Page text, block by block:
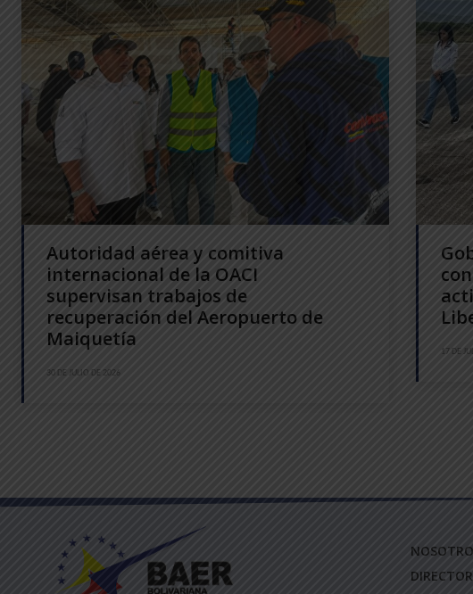
Autoridad aérea y comitiva
internacional de la OACI
supervisan trabajos de
recuperación del Aeropuerto de
Maiquetía
30 DE JULIO DE 2026
17 DE